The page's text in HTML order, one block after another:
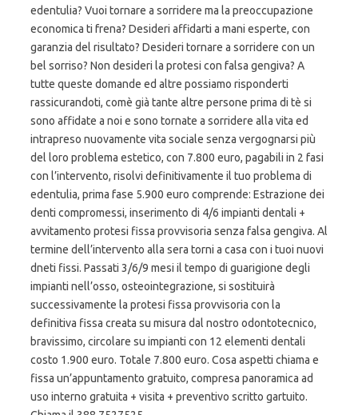
edentulia? Vuoi tornare a sorridere ma la preoccupazione
economica ti frena? Desideri affidarti a mani esperte, con
garanzia del risultato? Desideri tornare a sorridere con un
bel sorriso? Non desideri la protesi con falsa gengiva? A
tutte queste domande ed altre possiamo risponderti
rassicurandoti, comè già tante altre persone prima di tè si
sono affidate a noi e sono tornate a sorridere alla vita ed
intrapreso nuovamente vita sociale senza vergognarsi più
del loro problema estetico, con 7.800 euro, pagabili in 2 fasi
con l’intervento, risolvi definitivamente il tuo problema di
edentulia, prima fase 5.900 euro comprende: Estrazione dei
denti compromessi, inserimento di 4/6 impianti dentali +
avvitamento protesi fissa provvisoria senza falsa gengiva. Al
termine dell’intervento alla sera torni a casa con i tuoi nuovi
dneti fissi. Passati 3/6/9 mesi il tempo di guarigione degli
impianti nell’osso, osteointegrazione, si sostituirà
successivamente la protesi fissa provvisoria con la
definitiva fissa creata su misura dal nostro odontotecnico,
bravissimo, circolare su impianti con 12 elementi dentali
costo 1.900 euro. Totale 7.800 euro. Cosa aspetti chiama e
fissa un’appuntamento gratuito, compresa panoramica ad
uso interno gratuita + visita + preventivo scritto gartuito.